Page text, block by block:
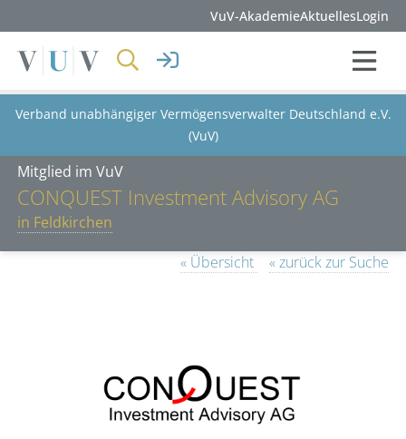
VuV-AkademieAktuellesLogin
Verband unabhängiger Vermögensverwalter Deutschland e.V.
(VuV)
Mitglied im VuV
CONQUEST Investment Advisory AG
in Feldkirchen
« Übersicht
« zurück zur Suche